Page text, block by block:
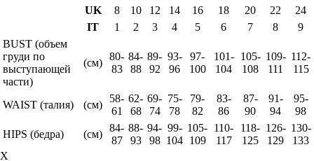
UK
8 10 12 14 16 18 20 22
24
IT
1 2 3 4 5 6 7 8
9
BUST (объем
груди по
выступающей
части)
(см)
80-
83
84-
88
89-
92
93-
96
97-
100
101-
104
105-
108
109-
111
112-
115
WAIST (талия) (см)
58-
61
62-
68
69-
74
75-
78
79-
82
83-
86
87-
90
91-
94
95-
98
HIPS (бедра)
(см)
84-
87
88-
93
94-
98
99-
104
105-
109
110-
117
118-
125
126-
129
130-
133
X